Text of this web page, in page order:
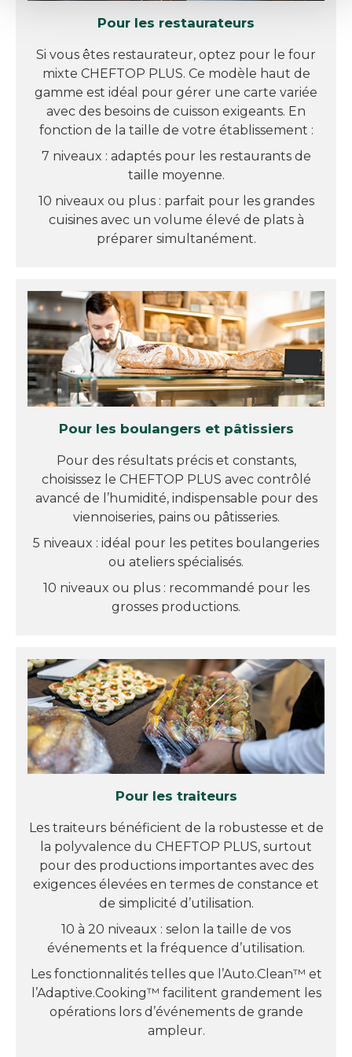
Pour les restaurateurs
Si vous êtes restaurateur, optez pour le four
mixte CHEFTOP PLUS. Ce modèle haut de
gamme est idéal pour gérer une carte variée
avec des besoins de cuisson exigeants. En
fonction de la taille de votre établissement :
7 niveaux : adaptés pour les restaurants de
taille moyenne.
10 niveaux ou plus : parfait pour les grandes
cuisines avec un volume élevé de plats à
préparer simultanément.
Pour les boulangers et pâtissiers
Pour des résultats précis et constants,
choisissez le CHEFTOP PLUS avec contrôlé
avancé de l’humidité, indispensable pour des
viennoiseries, pains ou pâtisseries.
5 niveaux : idéal pour les petites boulangeries
ou ateliers spécialisés.
10 niveaux ou plus : recommandé pour les
grosses productions.
Pour les traiteurs
Les traiteurs bénéficient de la robustesse et de
la polyvalence du CHEFTOP PLUS, surtout
pour des productions importantes avec des
exigences élevées en termes de constance et
de simplicité d’utilisation.
10 à 20 niveaux : selon la taille de vos
événements et la fréquence d’utilisation.
Les fonctionnalités telles que l’Auto.Clean™ et
l’Adaptive.Cooking™ facilitent grandement les
opérations lors d’événements de grande
ampleur.